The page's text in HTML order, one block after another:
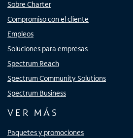
Sobre Charter
Compromiso con el cliente
Empleos
Soluciones para empresas
Spectrum Reach
Spectrum Community Solutions
Spectrum Business
VER MÁS
Paquetes y promociones